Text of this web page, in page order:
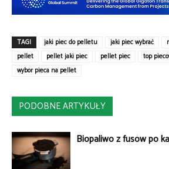
TAGI jaki piec do pelletu jaki piec wybrać
pellet
pellet jaki piec pellet piec top
wybór pieca na pellet
PODOBNE ARTYKUŁY
Biopaliwo z fusów po